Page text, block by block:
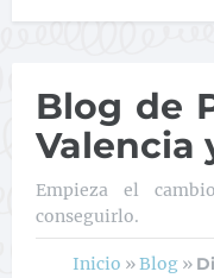
Blog de
Valencia
Empieza el
conseguirlo.
Inicio »Blog »